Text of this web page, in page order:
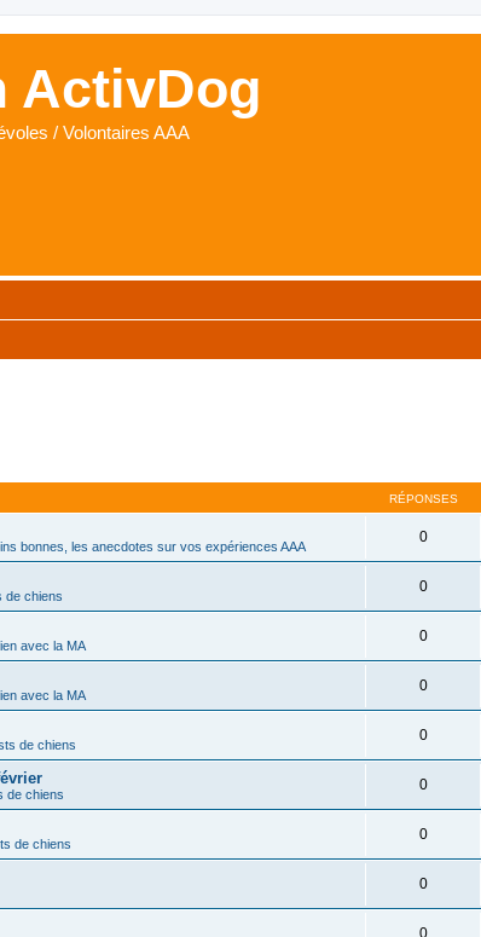
ActivDog
/ Volontaires AAA
RÉPONSES
bonnes, les anecdotes sur vos expériences AAA
0
de chiens
0
avec la MA
0
avec la MA
0
de chiens
0
de chiens
0
de chiens
0
0
0